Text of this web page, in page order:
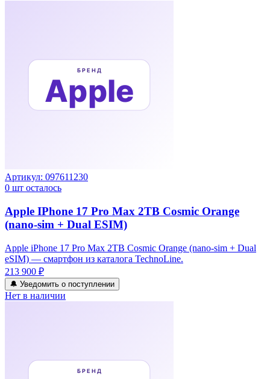
Артикул: 097611230
0 шт осталось
Apple IPhone 17 Pro Max 2TB Cosmic Orange
(nano-sim + Dual ESIM)
Apple iPhone 17 Pro Max 2TB Cosmic Orange (nano-sim + Dual
eSIM) — смартфон из каталога TechnoLine.
213 900 ₽
🔔 Уведомить о поступлении
Нет в наличии